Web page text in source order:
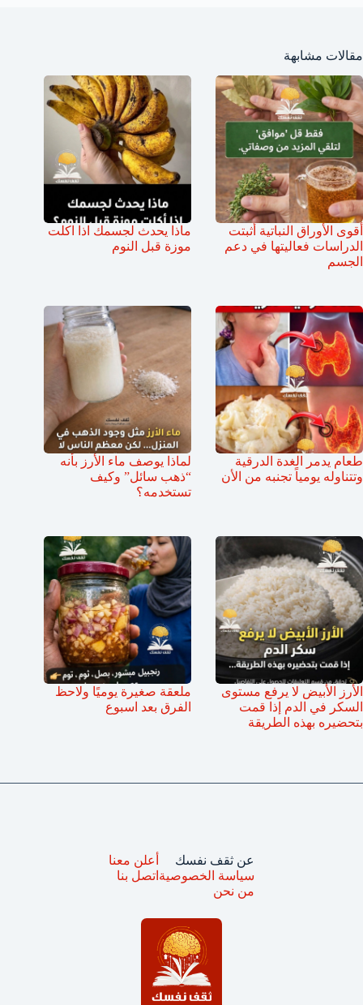
مقالات مشابهة
أقوى الأوراق النباتية أثبتت
الدراسات فعاليتها في دعم
الجسم
ماذا يحدث لجسمك اذا اكلت
موزة قبل النوم
طعام يدمر الغدة الدرقية
وتتناوله يومياً تجنبه من الأن
لماذا يوصف ماء الأرز بأنه
“ذهب سائل” وكيف
تستخدمه؟
الأرز الأبيض لا يرفع مستوى
السكر في الدم إذا قمت
بتحضيره بهذه الطريقة
ملعقة صغيرة يوميًا ولاحظ
الفرق بعد اسبوع
عن ثقف نفسك
سياسة الخصوصية
من نحن
أعلن معنا
اتصل بنا